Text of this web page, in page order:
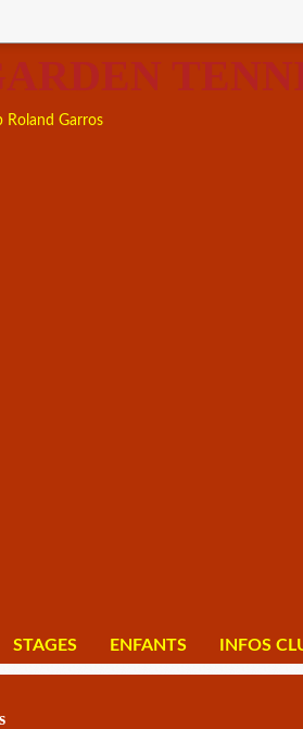
Roland Garros
STAGES ENFANTS INFOS